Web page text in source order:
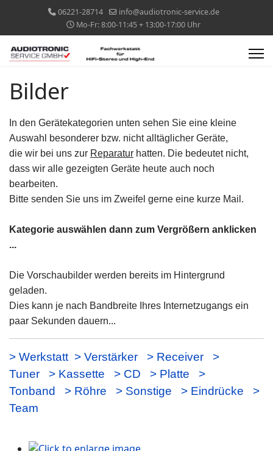
06221-28714
info@audiotronic-service.de
Mo-Fr: 8:00-11:45 + 13:00-17:00 Uhr
Bilder
In den Gerätekategorien unten sehen Sie eine kleine
Auswahl besonderer bzw. nicht alltäglicher Geräte,
die wir bei uns zur Reparatur hatten. Die bedeutet nicht,
dass wir alle gezeigten Geräte heute auch noch
bearbeiten.
Bitte senden Sie uns im Zweifel gerne eine kurze Mail.
Kategorie auswählen dann zum Vergrößern anklicken
...
Die Vorschaubilder werden bereits im Hintergrund
geladen.
Dies kann je nach Bandbreite Ihres Internetzugangs ein
paar Sekunden dauern...
> Werkstatt > Verstärker > Receiver
>
Tuner
> Kassette > CD > Platte
>
Tonband
> Röhre > Sonstige > Eindrücke
>
Team